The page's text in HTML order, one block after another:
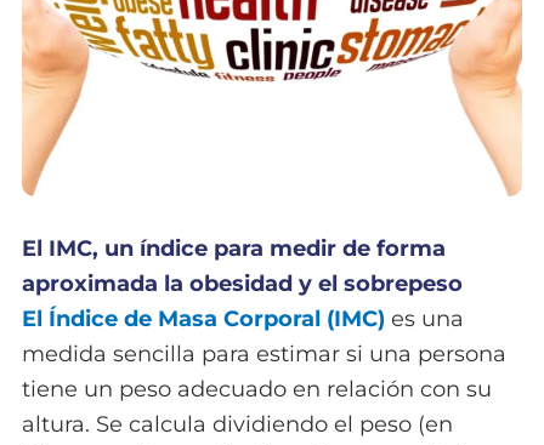
El IMC, un índice para medir de forma
aproximada la obesidad y el sobrepeso
El Índice de Masa Corporal (IMC) es una
medida sencilla para estimar si una persona
tiene un peso adecuado en relación con su
altura. Se calcula dividiendo el peso (en